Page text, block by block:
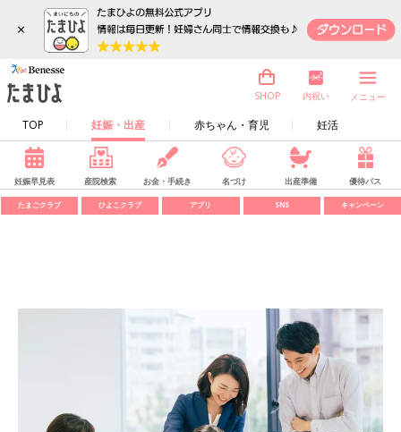
×
TOP 妊娠・出産 赤ちゃん・育児 妊活
SHOP 内祝い メニュー
妊娠早見表 産院検索 お金・手続き 名づけ 出産準備 優待パス
たまごクラブ ひよこクラブ アプリ SNS キャンペーン